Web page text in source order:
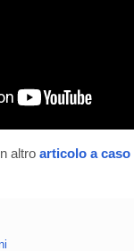
altro articolo a caso